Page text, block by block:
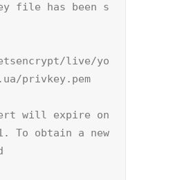
file has been s
live/yo
privkey.pem
will expire on
To obtain a new